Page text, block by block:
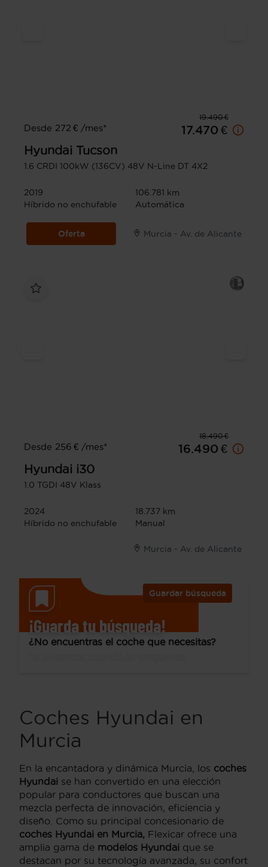
19.490 €
Desde 272 € /mes*
17.470 €
Hyundai Tucson
1.6 CRDI 100kW (136CV) 48V N-Line DT 4X2
2019
106.781 km
Híbrido no enchufable
Automática
Oferta Murcia - Av. de Alicante
18.490 €
Desde 256 € /mes*
16.490 €
Hyundai i30
1.0 TGDI 48V Klass
2024
18.737 km
Híbrido no enchufable
Manual
Murcia - Av. de Alicante
Guardar búsqueda
¡Guarda tu búsqueda!
¿No encuentras el coche que necesitas?
Coches Hyundai en
Murcia
En la encantadora y dinámica Murcia, los coches
Hyundai se han convertido en una elección
popular para conductores que buscan una
mezcla perfecta de innovación, eficiencia y
diseño. Como su principal concesionario de
coches Hyundai en Murcia, Flexicar ofrece una
amplia gama de modelos Hyundai que se
destacan por su tecnología avanzada, su confort